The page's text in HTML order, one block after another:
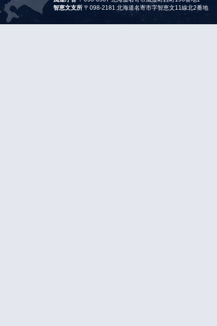
智恵文支所 〒098-2181 北海道名寄市字智恵文11線北2番地